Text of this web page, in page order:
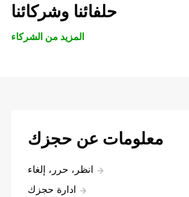
حلفائنا وشركائنا
المزيد من الشركاء
معلومات عن حجزك
انظر، حرر، إلغاء
ادارة حجزك